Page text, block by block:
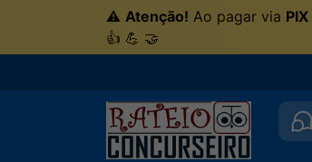
⚠ Atenção! Ao pagar via PIX
👍 💪 🤝